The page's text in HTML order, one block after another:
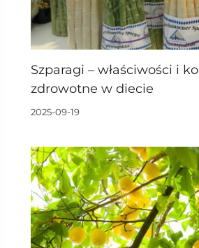
Szparagi – właściwości i
zdrowotne w diecie
2025-09-19